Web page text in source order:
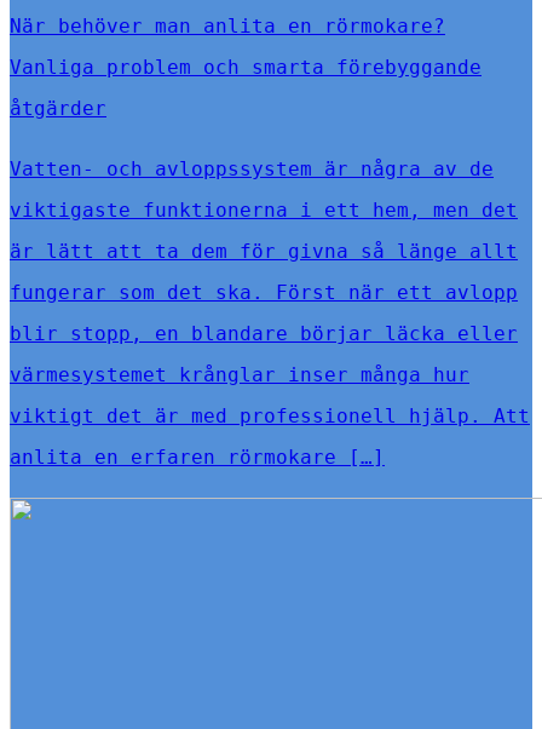
När behöver man anlita en rörmokare?
Vanliga problem och smarta förebyggande
åtgärder
Vatten- och avloppssystem är några av de
viktigaste funktionerna i ett hem, men det
är lätt att ta dem för givna så länge allt
fungerar som det ska. Först när ett avlopp
blir stopp, en blandare börjar läcka eller
värmesystemet krånglar inser många hur
viktigt det är med professionell hjälp. Att
anlita en erfaren rörmokare […]